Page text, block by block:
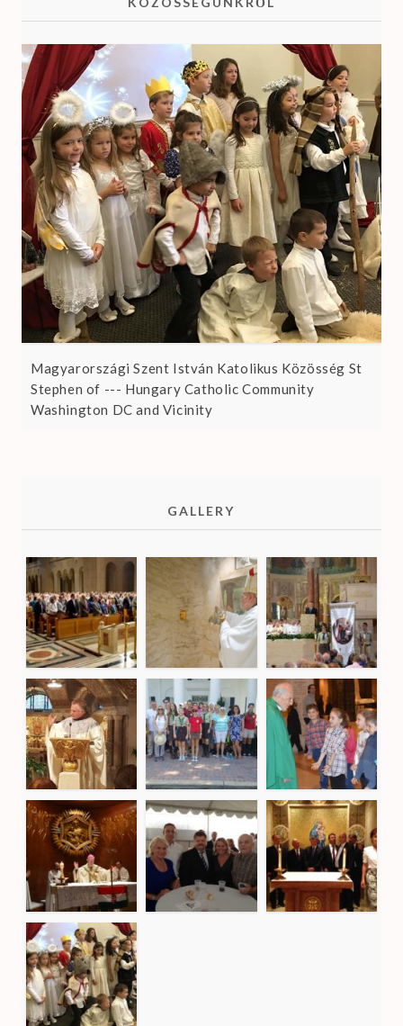
Magyarországi Szent István Katolikus Közösség St
Stephen of --- Hungary Catholic Community
Washington DC and Vicinity
GALLERY